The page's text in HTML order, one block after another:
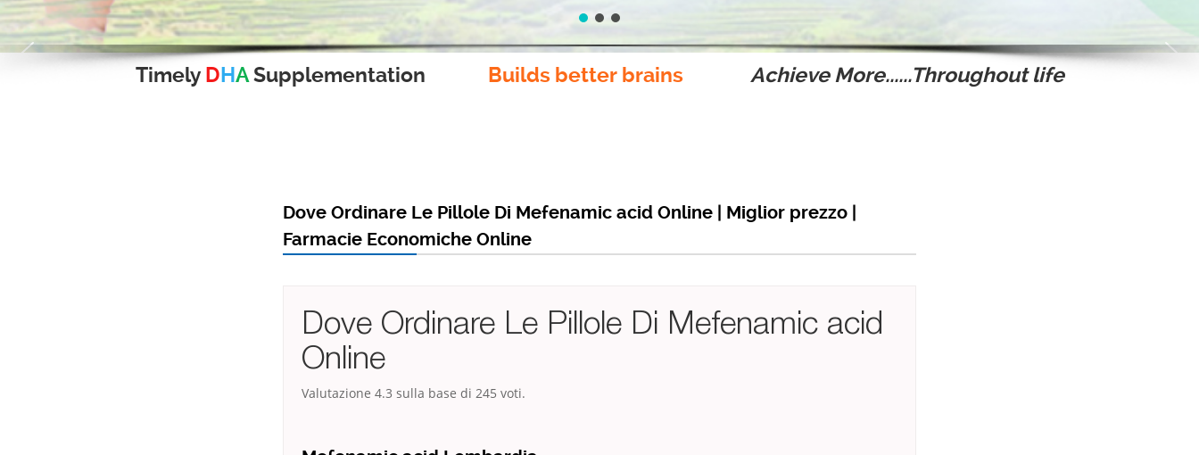
Timely DHASupplementation Builds better brains Achieve More......Throughout life
Dove Ordinare Le Pillole Di Mefenamic acid Online | Miglior prezzo |
Farmacie Economiche Online
Dove Ordinare Le Pillole Di Mefenamic acid
Online
Valutazione 4.3 sulla base di 245 voti.